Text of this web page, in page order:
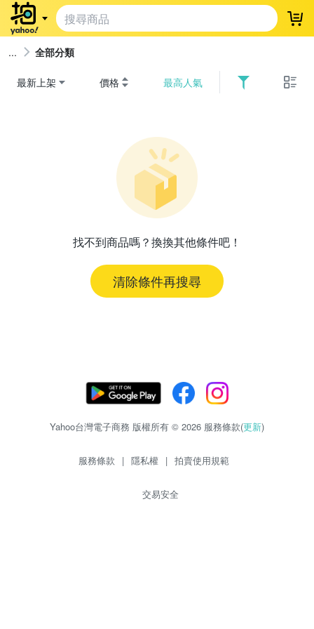
登
全部分類
最新上架 價格 最高人氣
找不到商品嗎？換換其他條件吧！
清除條件再搜尋
Yahoo台灣電子商務 版權所有 © 2026 服務條款(更新)
服務條款 | 隱私權 | 拍賣使用規範
交易安全